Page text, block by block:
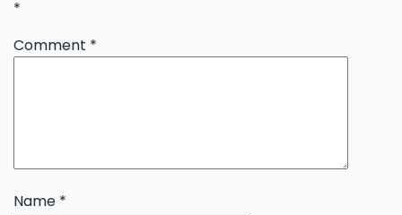
*
Comment *
Name *